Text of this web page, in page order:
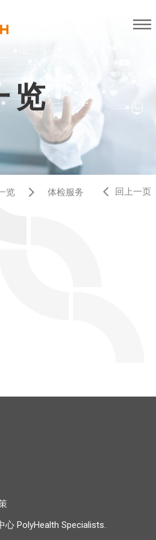
览
览 体检服务 回上一页
PolyHealth Specialists.